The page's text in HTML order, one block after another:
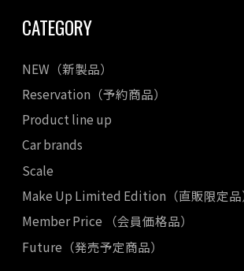
CATEGORY
NEW（新製品）
Reservation（予約商品）
Product line up
Car brands
Scale
Make Up Limited Edition（直販限定品
Member Price （会員価格品）
Future（発売予定商品）